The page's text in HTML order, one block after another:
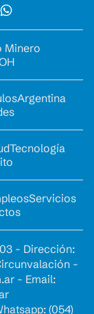
Minero
Argentina
Tecnología
Servicios
- Dirección:
-
- Email:
(054)